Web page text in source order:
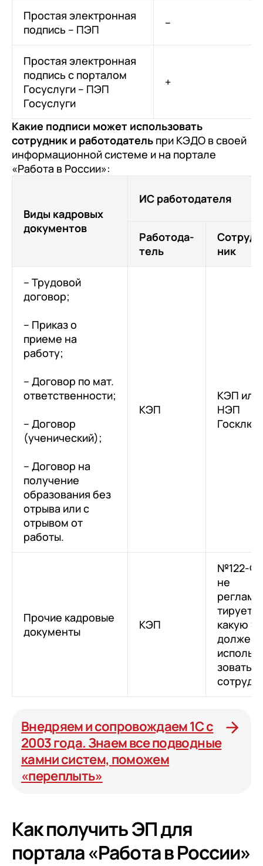
Простая электронная
подпись – ПЭП
–
Простая электронная
подпись с порталом
Госуслуги – ПЭП
Госуслуги
+
Какие подписи может использовать
сотрудник и работодатель при КЭДО в своей
информационной системе и на портале
«Работа в России»:
Виды кадровых
документов
ИС работодателя
Работода-
тель
Сотруд-
ник
– Трудовой
договор;
– Приказ о
приеме на
работу;
– Договор по мат.
ответственности;
– Договор
(ученический);
– Договор на
получение
образования без
отрыва или с
отрывом от
работы.
КЭП
КЭП или
НЭП
Госключ
Прочие кадровые
документы
КЭП
№122-ФЗ
не
тирует,
какую
должен
исполь-
зовать
Внедряем и сопровождаем 1С с
2003 года. Знаем все подводные
камни систем, поможем
«переплыть»
Как получить ЭП для
портала «Работа в России»